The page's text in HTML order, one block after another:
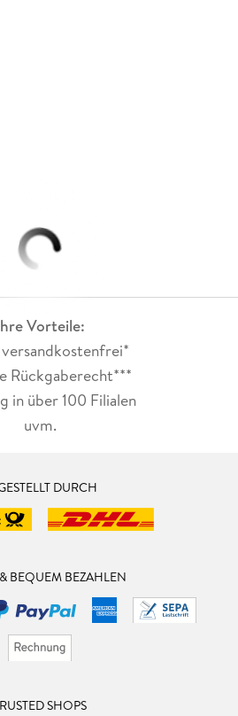
Vorteile:
Rückgaberecht***
in über 100 Filialen
uvm.
DURCH
BEQUEM BEZAHLEN
SHOPS